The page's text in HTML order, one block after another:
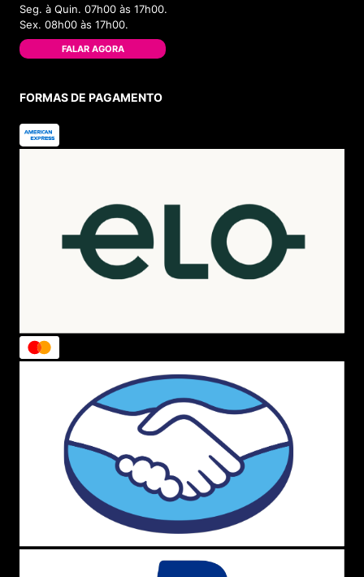
Seg. à Quin. 07h00 às 17h00.
Sex. 08h00 às 17h00.
FALAR AGORA
FORMAS DE PAGAMENTO